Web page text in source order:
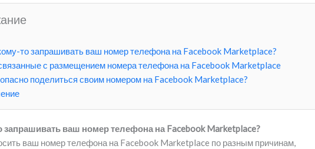
то запрашивать ваш номер телефона на Facebook Marketplace?
с размещением номера телефона на Facebook Marketplace
поделиться своим номером на Facebook Marketplace?
запрашивать ваш номер телефона на Facebook Marketplace?
ваш номер телефона на Facebook Marketplace по разным причинам,